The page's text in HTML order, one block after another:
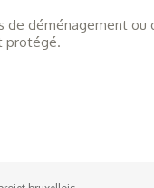
de déménagement ou
protégé.